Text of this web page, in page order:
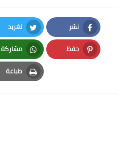
نشر
Facebook
تغريد
Twitter
حفظ
Pinterest
مشاركة
Whatsapp
طباعة
Print